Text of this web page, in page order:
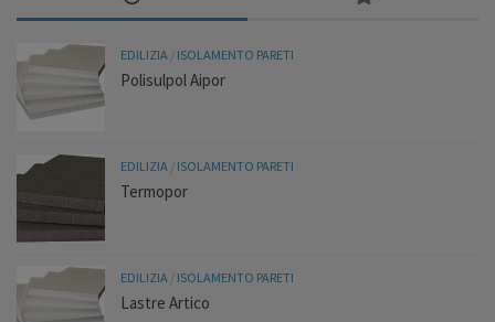
EDILIZIA / ISOLAMENTO PARETI
Polisulpol Aipor
EDILIZIA / ISOLAMENTO PARETI
Termopor
EDILIZIA / ISOLAMENTO PARETI
Lastre Artico